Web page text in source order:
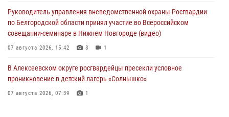
Руководитель управления вневедомственной охраны Росгвардии
по Белгородской области принял участие во Всероссийском
совещании-семинаре в Нижнем Новгороде (видео)
07 августа 2026, 15:42 8 1
В Алексеевском округе росгвардейцы пресекли условное
проникновение в детский лагерь «Солнышко»
07 августа 2026, 07:39 1